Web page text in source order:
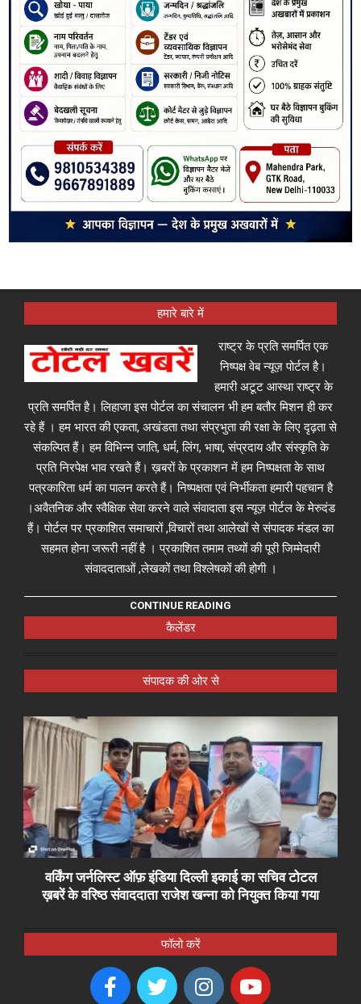
हमारे बारे में
राष्ट्र के प्रति समर्पित एक
निष्पक्ष वेब न्यूज़ पोर्टल है।
हमारी अटूट आस्था राष्ट्र के
प्रति समर्पित है। लिहाजा इस पोर्टल का संचालन भी हम बतौर मिशन ही कर
रहे हैं । हम भारत की एकता, अखंडता तथा संप्रभुता की रक्षा के लिए दृढ़ता से
संकल्पित हैं। हम विभिन्न जाति, धर्म, लिंग, भाषा, संप्रदाय और संस्कृति के
प्रति निरपेक्ष भाव रखते हैं। ख़बरों के प्रकाशन में हम निष्पक्षता के साथ
पत्रकारिता धर्म का पालन करते हैं। निष्पक्षता एवं निर्भीकता हमारी पहचान है
।अवैतनिक और स्वैक्षिक सेवा करने वाले संवादाता इस न्यूज़ पोर्टल के मेरुदंड
हैं। पोर्टल पर प्रकाशित समाचारों ,विचारों तथा आलेखों से संपादक मंडल का
सहमत होना जरूरी नहीं है । प्रकाशित तमाम तथ्यों की पूरी जिम्मेदारी
संवाददाताओं ,लेखकों तथा विश्लेषकों की होगी ।
CONTINUE READING
कैलेंडर
संपादक की ओर से
वर्किंग जर्नलिस्ट ऑफ़ इंडिया दिल्ली इकाई का सचिव टोटल
ख़बरें के वरिष्ठ संवाददाता राजेश खन्ना को नियुक्त किया गया
फॉलो करें